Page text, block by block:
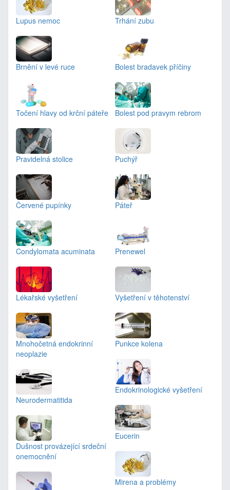
Lupus nemoc
Brnění v levé ruce
Točení hlavy od krční páteře
Pravidelná stolice
Červené pupínky
Condylomata acuminata
Lékařské vyšetření
Mnohočetná endokrinní
neoplazie
Neurodermatitida
Dušnost provázející srdeční
onemocnění
Trhání zubu
Bolest bradavek příčiny
Bolest pod pravym rebrom
Puchýř
Páteř
Prenewel
Vyšetření v těhotenství
Punkce kolena
Endokrinologické vyšetření
Eucerin
Mirena a problémy